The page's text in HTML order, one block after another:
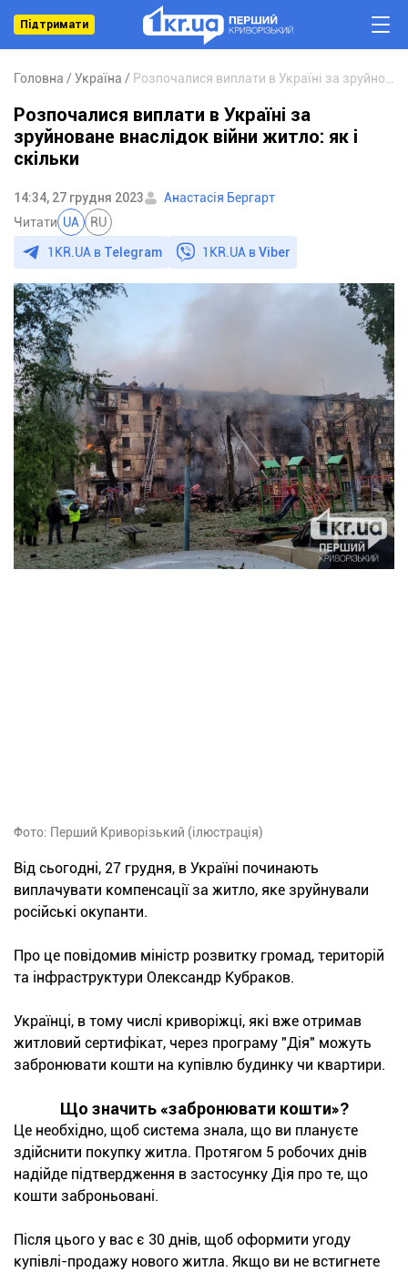
Підтримати
Головна Україна
Розпочалися виплати в Україні за
зруйноване внаслідок війни житло: як і
скільки
14:34, 27 грудня 2023
Анастасія Бергарт
Читати UA RU
1KR.UA в Telegram 1KR.UA вViber
Фото: Перший Криворізький (ілюстрація)
Від сьогодні, 27 грудня, в Україні починають
виплачувати компенсації за житло, яке зруйнували
російські окупанти.
Про це повідомив міністр розвитку громад, територій
та інфраструктури Олександр Кубраков.
Українці, в тому числі криворіжці, які вже отримав
житловий сертифікат, через програму "Дія" можуть
забронювати кошти на купівлю будинку чи квартири.
Що значить «забронювати кошти»?
Це необхідно, щоб система знала, що ви плануєте
здійснити покупку житла. Протягом 5 робочих днів
надійде підтвердження в застосунку Дія про те, що
кошти заброньовані.
Після цього у вас є 30 днів, щоб оформити угоду
купівлі-продажу нового житла. Якщо ви не встигнете